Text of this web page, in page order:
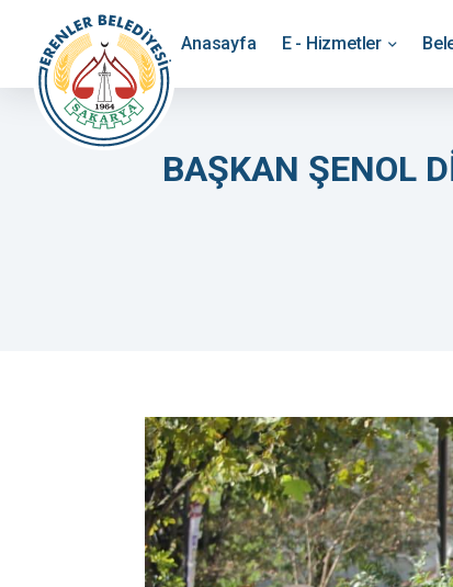
Anasayfa E - Hizmetler
BAŞKAN ŞENOL